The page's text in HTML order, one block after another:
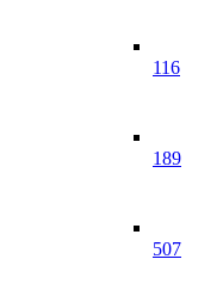
116
189
507